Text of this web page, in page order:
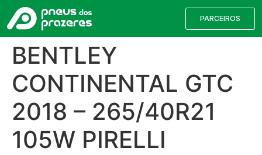
PARCEIROS
BENTLEY
CONTINENTAL GTC
2018 – 265/40R21
105W PIRELLI